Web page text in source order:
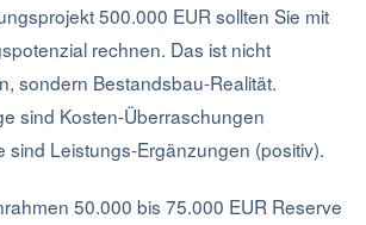
500.000 EUR sollten Sie mit
rechnen. Das ist nicht
sondern Bestandsbau-Realität.
sind Kosten-Überraschungen
sind Leistungs-Ergänzungen (positiv).
50.000 bis 75.000 EUR Reserve